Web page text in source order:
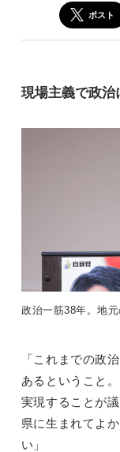
ポスト
現場主義で政治
政治一筋38年。地
「これまでの政
あるということ
実現することが
県に生まれてよ
い」